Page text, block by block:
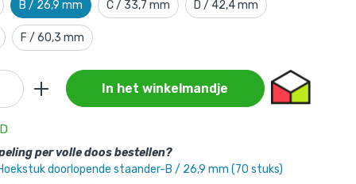
B / 26,9 mm C / 33,7 mm D / 42,4 mm
F / 60,3 mm
In het winkelmandje
per volle doos bestellen?
doorlopende staander-B / 26,9 mm (70 stuks)